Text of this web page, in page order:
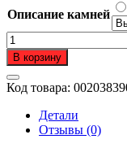
Описание камней
Количество
товара
Серьги
детские
из
золота
пробы
В корзину
Код товара:
Детали
Отзывы (0)